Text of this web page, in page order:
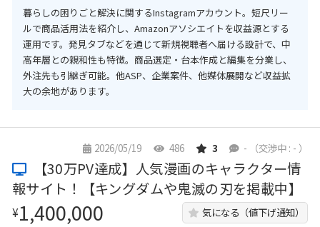
暮らしの困りごと解決に関するInstagramアカウント。短尺リー
ルで商品活用法を紹介し、Amazonアソシエイトを収益源とする
運用です。発見タブなどを通じて新規視聴者へ届ける設計で、中
高年層との親和性も特徴。商品選定・台本作成と編集を分業し、
外注先も引継ぎ可能。他ASP、企業案件、他媒体展開など収益拡
大の余地があります。
2026/05/19 486 3 - （交渉中 : - ）
【30万PV達成】人気漫画のキャラクター情
報サイト！【キングダムや鬼滅の刃を掲載中】
¥1,400,000 気になる（値下げ通知）